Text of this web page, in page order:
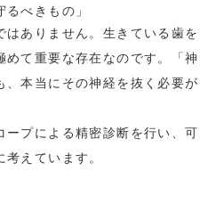
べきもの」
ありません。生きている歯を
て重要な存在なのです。「神
本当にその神経を抜く必要が
ープによる精密診断を行い、可
えています。